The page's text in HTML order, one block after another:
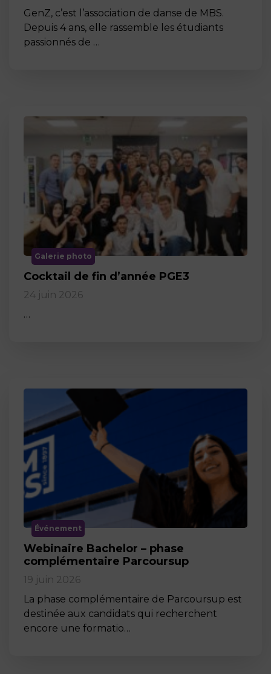
GenZ, c’est l’association de danse de MBS.
Depuis 4 ans, elle rassemble les étudiants
passionnés de …
Galerie photo
Cocktail de fin d’année PGE3
24 juin 2026
…
Événement
Webinaire Bachelor – phase
complémentaire Parcoursup
19 juin 2026
La phase complémentaire de Parcoursup est
destinée aux candidats qui recherchent
encore une formatio…